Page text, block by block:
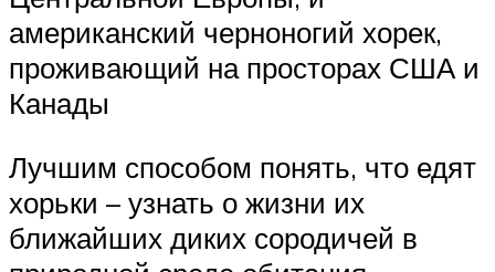
американский черноногий хорек,
проживающий на просторах США и
Канады
Лучшим способом понять, что едят
хорьки – узнать о жизни их
ближайших диких сородичей в